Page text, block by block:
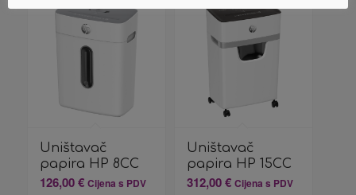
Uništavač
papira HP 8CC
126,00€ Cijena s PDV
Uništavač
papira HP 15CC
312,00€ Cijena s PDV